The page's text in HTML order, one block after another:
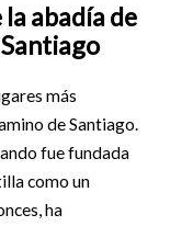
abadía de
más
de Santiago.
fue fundada
como un
ha